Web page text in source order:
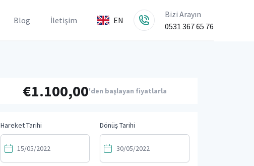
Blog İletişim EN
Bizi Arayın
0531 367 65 76
€1.100,00'den başlayan fiyatlarla
Hareket Tarihi Dönüş Tarihi